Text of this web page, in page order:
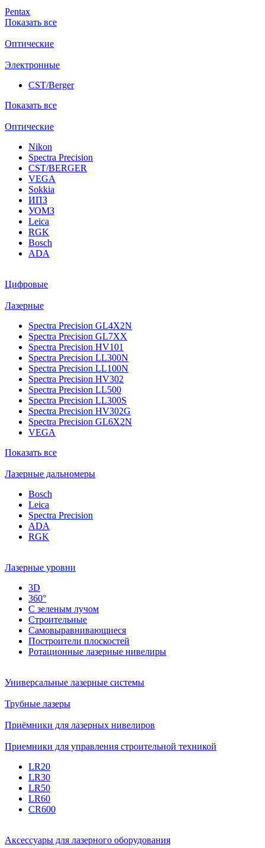
Pentax
Показать все
Оптические
Электронные
CST/Berger
Показать все
Оптические
Nikon
Spectra Precision
CST/BERGER
VEGA
Sokkia
ИПЗ
УОМЗ
Leica
RGK
Bosch
ADA
Цифровые
Лазерные
Spectra Precision GL4X2N
Spectra Precision GL7XX
Spectra Precision HV101
Spectra Precision LL300N
Spectra Precision LL100N
Spectra Precision HV302
Spectra Precision LL500
Spectra Precision LL300S
Spectra Precision HV302G
Spectra Precision GL6X2N
VEGA
Показать все
Лазерные дальномеры
Bosch
Leica
Spectra Precision
ADA
RGK
Лазерные уровни
3D
360°
С зеленым лучом
Строительные
Самовыравнивающиеся
Построители плоскостей
Ротационные лазерные нивелиры
Универсальные лазерные системы
Трубные лазеры
Приёмники для лазерных нивелиров
Приемники для управления строительной техникой
LR20
LR30
LR50
LR60
CR600
Аксессуары для лазерного оборудования